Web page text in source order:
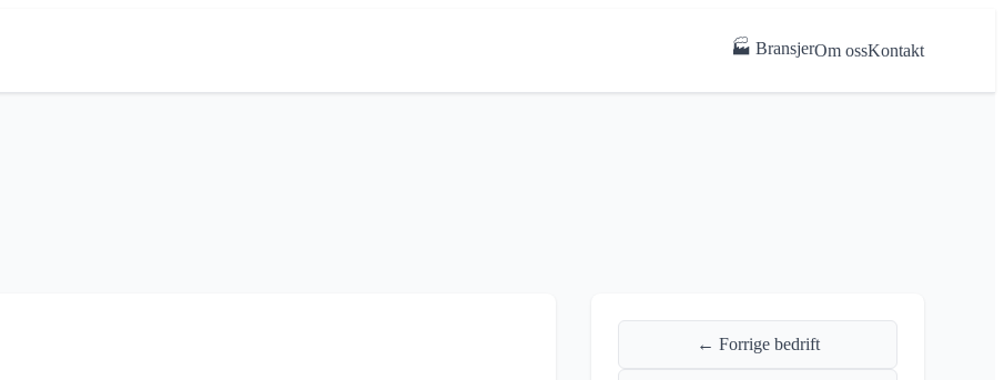
🏭 BransjerOm ossKontakt
← Forrige bedrift